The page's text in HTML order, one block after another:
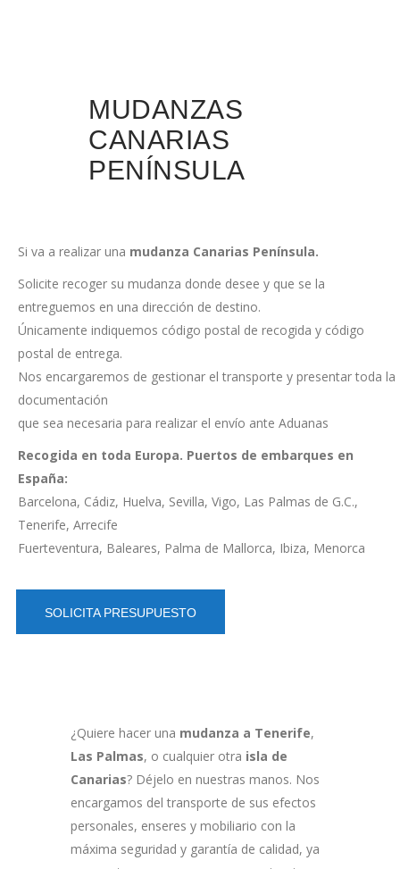
MUDANZAS
CANARIAS
PENÍNSULA
Si va a realizar una mudanza Canarias Península.
Solicite recoger su mudanza donde desee y que se la
entreguemos en una dirección de destino.
Únicamente indiquemos código postal de recogida y código
postal de entrega.
Nos encargaremos de gestionar el transporte y presentar toda la
documentación
que sea necesaria para realizar el envío ante Aduanas
Recogida en toda Europa. Puertos de embarques en
España:
Barcelona, Cádiz, Huelva, Sevilla, Vigo, Las Palmas de G.C.,
Tenerife, Arrecife
Fuerteventura, Baleares, Palma de Mallorca, Ibiza, Menorca
SOLICITA PRESUPUESTO
¿Quiere hacer una mudanza a Tenerife,
Las Palmas, o cualquier otra isla de
Canarias? Déjelo en nuestras manos. Nos
encargamos del transporte de sus efectos
personales, enseres y mobiliario con la
máxima seguridad y garantía de calidad, ya